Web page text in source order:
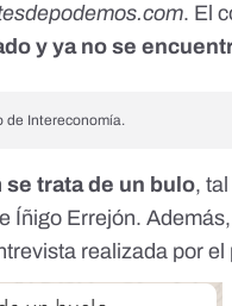
. El
y ya no se
de Intereconomía.
se trata de un bulo,
Íñigo Errejón.
realizada por el